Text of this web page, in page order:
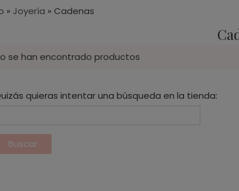
» Joyería » Cadenas
se han encontrado productos
quieras intentar una búsqueda en la tienda: